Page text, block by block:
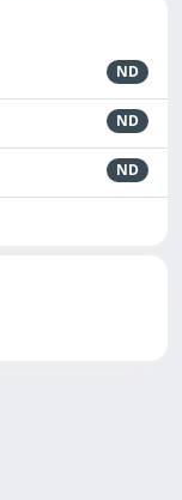
ND
ND
ND